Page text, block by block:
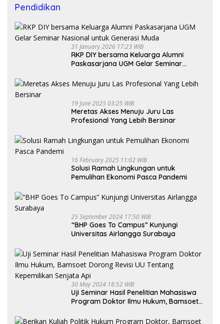
Pendidikan
31 January 2026 17:23 WIB
RKP DIY bersama Keluarga Alumni
Paskasarjana UGM Gelar Seminar
19 June 2025 03:25 WIB
Meretas Akses Menuju Juru Las
Profesional Yang Lebih Bersinar
16 February 2025 11:02 WIB
Solusi Ramah Lingkungan untuk
Pemulihan Ekonomi Pasca Pandemi
25 September 2024 17:50 WIB
“BHP Goes To Campus” Kunjungi
Universitas Airlangga Surabaya
30 May 2024 18:52 WIB
Uji Seminar Hasil Penelitian Mahasiswa
Program Doktor Ilmu Hukum, Bamsoet
Senjata Api